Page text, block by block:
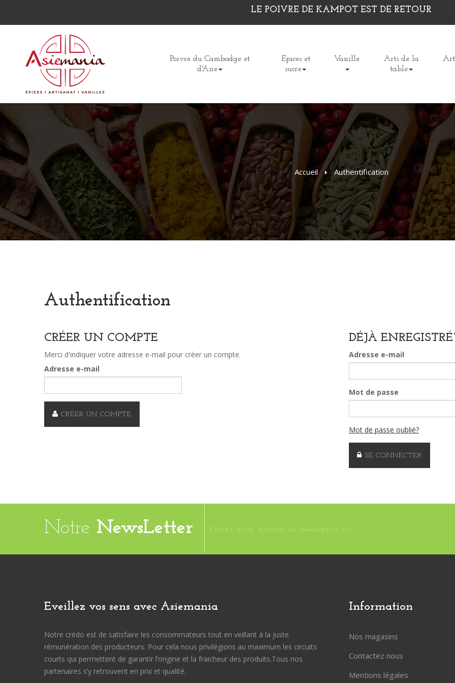
LE POIVRE DE KAMPOT EST DE RETOUR
Poivre du Cambodge et
d'Asie
Epices et
sucre
Vanille
Arts de la
table
Accueil > Authentification
Authentification
CRÉER UN COMPTE
Merci d'indiquer votre adresse e-mail pour créer un compte.
Adresse e-mail
CRÉER UN COMPTE
DÉJÀ
Adresse e-mail
Mot de passe
Mot de passe oublié?
SE CONNECTER
Notre NewsLetter
Eveillez vos sens avec Asiemania
Notre crédo est de satisfaire les consommateurs tout en veillant à la juste
rémunération des producteurs. Pour cela nous privilégions au maximum les circuits
courts qui permettent de garantir l’origine et la fraicheur des produits.Tous nos
partenaires s’y retrouvent en prix et qualité.
Information
Nos magasins
Contactez nous
Mentions légales